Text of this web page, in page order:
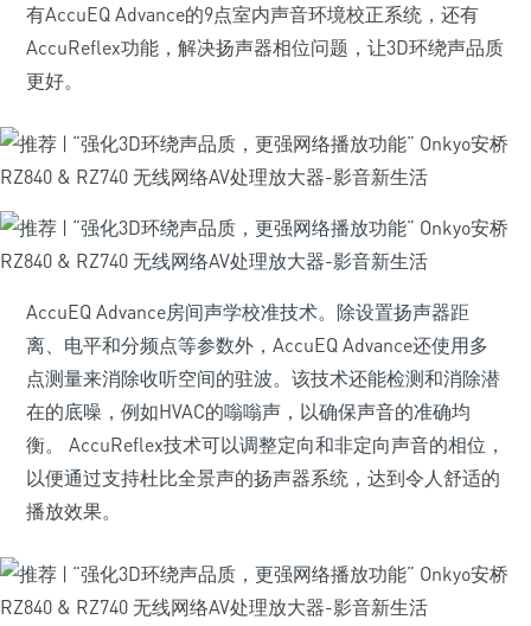
有AccuEQ Advance的9点室内声音环境校正系统，还有
AccuReflex功能，解决扬声器相位问题，让3D环绕声品质
更好。
AccuEQ Advance房间声学校准技术。除设置扬声器距
离、电平和分频点等参数外，AccuEQ Advance还使用多
点测量来消除收听空间的驻波。该技术还能检测和消除潜
在的底噪，例如HVAC的嗡嗡声，以确保声音的准确均
衡。 AccuReflex技术可以调整定向和非定向声音的相位，
以便通过支持杜比全景声的扬声器系统，达到令人舒适的
播放效果。